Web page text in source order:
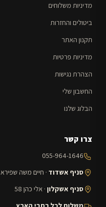
מדיניות משלוחים
ביטולים והחזרות
תקנון האתר
מדיניות פרטיות
הצהרת נגישות
החשבון שלי
הבלוג שלנו
צרו קשר
055-964-1646
סניף אשדוד · חיים משה שפירא 20
סניף אשקלון · אלי כהן 58